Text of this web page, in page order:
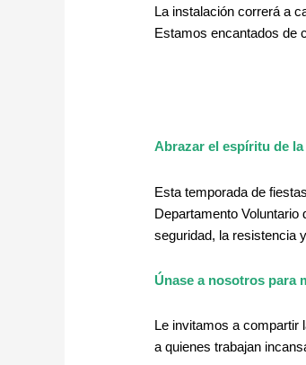
La instalación correrá a
Estamos encantados de
Abrazar el espíritu de
Esta temporada de
Departamento
seguridad, la resistencia
Únase a nosotros para
Le invitamos a compartir
a quienes trabajan